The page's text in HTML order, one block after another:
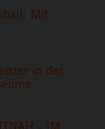
Mit
in der
- IM